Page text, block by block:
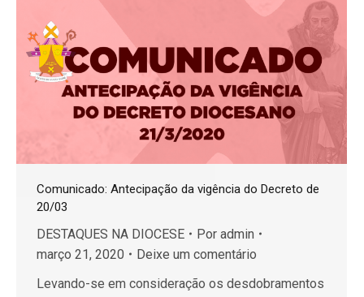
Comunicado: Antecipação da vigência do Decreto de
20/03
DESTAQUES NA DIOCESE Por admin
março 21, 2020
Deixe um comentário
Levando-se em consideração os desdobramentos